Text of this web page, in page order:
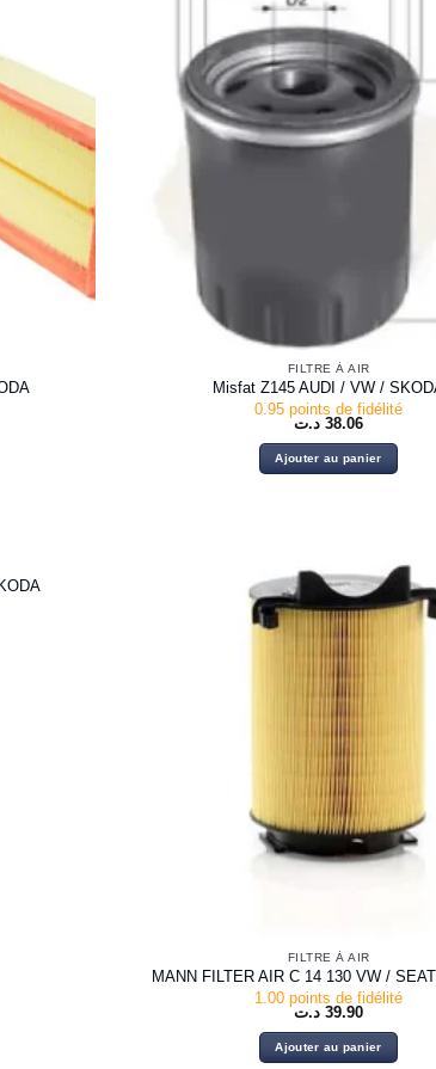
FILTRE À AIR
Misfat Z145 AUDI / VW /
0.95 points de fidélité
38.06 د.ت
Ajouter au panier
FILTRE À AIR
MANN FILTER AIR C 14 130 VW /
1.00 points de fidélité
39.90 د.ت
Ajouter au panier